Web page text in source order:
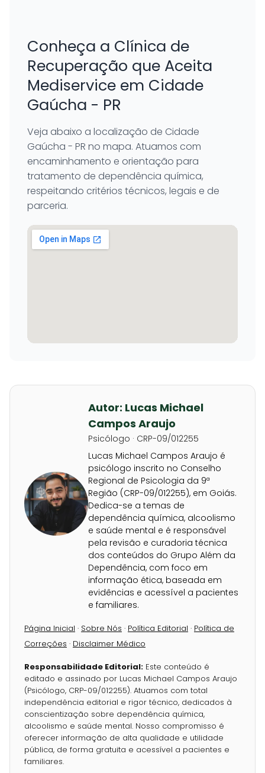
Conheça a Clínica de
Recuperação que Aceita
Mediservice em Cidade
Gaúcha - PR
Veja abaixo a localização de Cidade
Gaúcha - PR no mapa. Atuamos com
encaminhamento e orientação para
tratamento de dependência química,
respeitando critérios técnicos, legais e de
parceria.
Autor: Lucas Michael
Campos Araujo
Psicólogo · CRP-09/012255
Lucas Michael Campos Araujo é
psicólogo inscrito no Conselho
Regional de Psicologia da 9ª
Região (CRP-09/012255), em Goiás.
Dedica-se a temas de
dependência química, alcoolismo
e saúde mental e é responsável
pela revisão e curadoria técnica
dos conteúdos do Grupo Além da
Dependência, com foco em
informação ética, baseada em
evidências e acessível a pacientes
e familiares.
Página Inicial · Sobre Nós · Política Editorial · Política de
Correções · Disclaimer Médico
Responsabilidade Editorial: Este conteúdo é
editado e assinado por Lucas Michael Campos Araujo
(Psicólogo, CRP-09/012255). Atuamos com total
independência editorial e rigor técnico, dedicados à
conscientização sobre dependência química,
alcoolismo e saúde mental. Nosso compromisso é
oferecer informação de alta qualidade e utilidade
pública, de forma gratuita e acessível a pacientes e
familiares.